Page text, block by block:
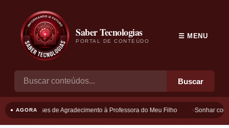
Saber Tecnologias
PORTAL DE CONTEÚDO
Buscar
☰ MENU
● AGORAFrases de Agradecimento à Professora do Meu Filho Sonhar com